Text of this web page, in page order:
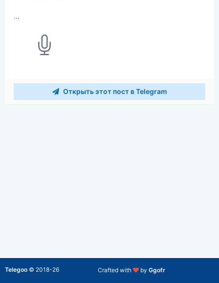
...
Открыть этот пост в Telegram
Crafted with by Ggofr
Telegoo © 2018-26